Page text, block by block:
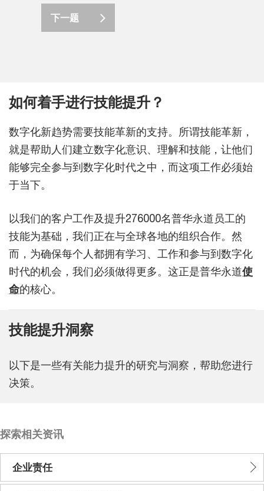
下一题
如何着手进行技能提升？
数字化新趋势需要技能革新的支持。所谓技能革新，
就是帮助人们建立数字化意识、理解和技能，让他们
能够完全参与到数字化时代之中，而这项工作必须始
于当下。
以我们的客户工作及提升276000名普华永道员工的
技能为基础，我们正在与全球各地的组织合作。然
而，为确保每个人都拥有学习、工作和参与到数字化
时代的机会，我们必须做得更多。这正是普华永道使
命的核心。
技能提升洞察
以下是一些有关能力提升的研究与洞察，帮助您进行
决策。
探索相关资讯
企业责任